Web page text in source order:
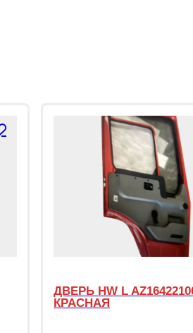
ДВЕРЬ HW L
КРАСНАЯ